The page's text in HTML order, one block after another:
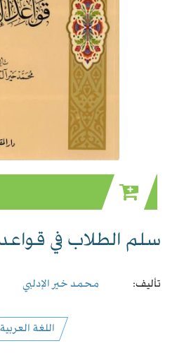
سلم الطلاب في
تأليف: محمد خير الإدلبي
اللغة العربية